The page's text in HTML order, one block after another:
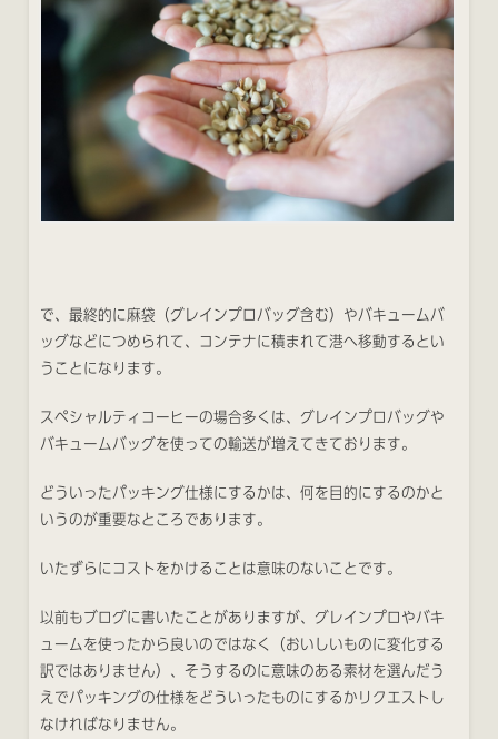
で、最終的に麻袋（グレインプロバッグ含む）やバキュームバ
ッグなどにつめられて、コンテナに積まれて港へ移動するとい
うことになります。
スペシャルティコーヒーの場合多くは、グレインプロバッグや
バキュームバッグを使っての輸送が増えてきております。
どういったパッキング仕様にするかは、何を目的にするのかと
いうのが重要なところであります。
いたずらにコストをかけることは意味のないことです。
以前もブログに書いたことがありますが、グレインプロやバキ
ュームを使ったから良いのではなく（おいしいものに変化する
訳ではありません）、そうするのに意味のある素材を選んだう
えでパッキングの仕様をどういったものにするかリクエストし
なければなりません。